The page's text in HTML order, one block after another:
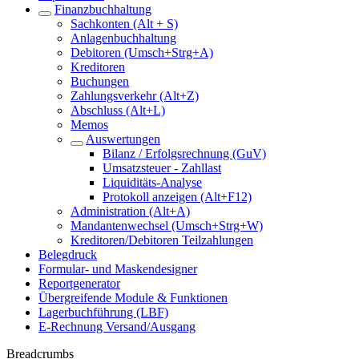
Finanzbuchhaltung
Sachkonten (Alt + S)
Anlagenbuchhaltung
Debitoren (Umsch+Strg+A)
Kreditoren
Buchungen
Zahlungsverkehr (Alt+Z)
Abschluss (Alt+L)
Memos
Auswertungen
Bilanz / Erfolgsrechnung (GuV)
Umsatzsteuer - Zahllast
Liquiditäts-Analyse
Protokoll anzeigen (Alt+F12)
Administration (Alt+A)
Mandantenwechsel (Umsch+Strg+W)
Kreditoren/Debitoren Teilzahlungen
Belegdruck
Formular- und Maskendesigner
Reportgenerator
Übergreifende Module & Funktionen
Lagerbuchführung (LBF)
E-Rechnung Versand/Ausgang
Breadcrumbs